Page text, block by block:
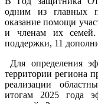
одним из главных
оказание помощи
и членам их
поддержки, 11
Для определения
территории региона
реализации
итогам 2025 года